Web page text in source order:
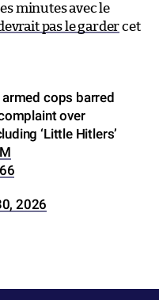
minutes avec le
pas le gardercet
cops barred
over
‘Little Hitlers’
2026